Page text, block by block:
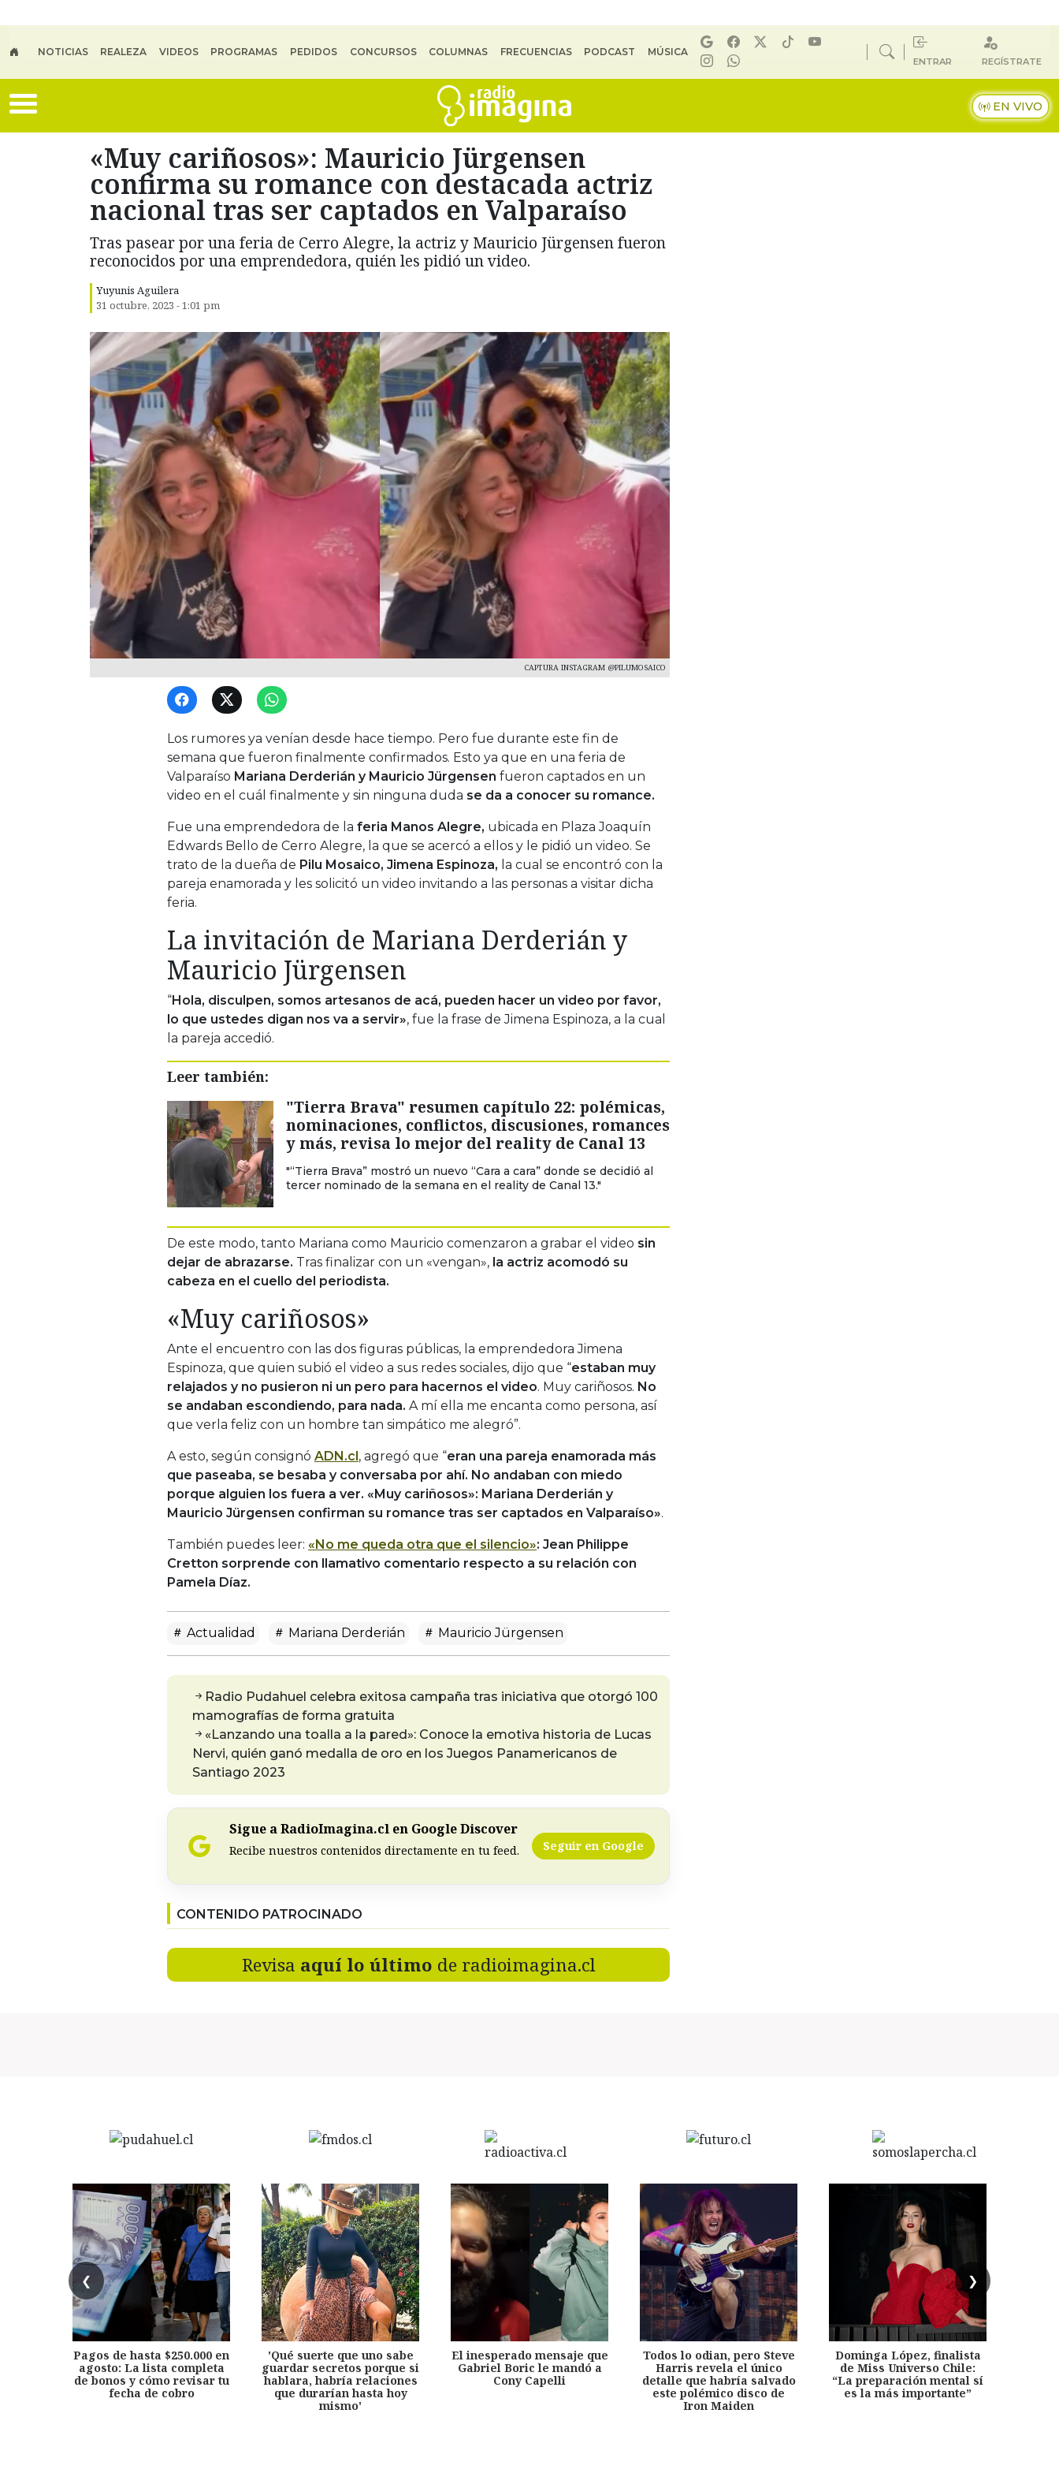
NOTICIAS REALEZA VIDEOS PROGRAMAS PEDIDOS CONCURSOS COLUMNAS FRECUENCIAS PODCAST MÚSICA
ENTRAR REGÍSTRATE
EN VIVO
«Muy cariñosos»: Mauricio Jürgensen
confirma su romance con destacada actriz
nacional tras ser captados en Valparaíso
Tras pasear por una feria de Cerro Alegre, la actriz y Mauricio Jürgensen fueron
reconocidos por una emprendedora, quién les pidió un video.
Yuyunis Aguilera
31 octubre, 2023 - 1:01 pm
CAPTURA INSTAGRAM @PILUMOSAICO
Los rumores ya venían desde hace tiempo. Pero fue durante este fin de
semana que fueron finalmente confirmados. Esto ya que en una feria de
Valparaíso Mariana Derderián y Mauricio Jürgensen fueron captados en un
video en el cuál finalmente y sin ninguna duda se da a conocer su romance.
Fue una emprendedora de la feria Manos Alegre, ubicada en Plaza Joaquín
Edwards Bello de Cerro Alegre, la que se acercó a ellos y le pidió un video. Se
trato de la dueña de Pilu Mosaico, Jimena Espinoza, la cual se encontró con la
pareja enamorada y les solicitó un video invitando a las personas a visitar dicha
feria.
La invitación de Mariana Derderián y
Mauricio Jürgensen
“Hola, disculpen, somos artesanos de acá, pueden hacer un video por favor,
lo que ustedes digan nos va a servir», fue la frase de Jimena Espinoza, a la cual
la pareja accedió.
Leer también:
"Tierra Brava" resumen capítulo 22: polémicas,
nominaciones, conflictos, discusiones, romances
y más, revisa lo mejor del reality de Canal 13
"“Tierra Brava” mostró un nuevo “Cara a cara” donde se decidió al
tercer nominado de la semana en el reality de Canal 13."
De este modo, tanto Mariana como Mauricio comenzaron a grabar el video sin
dejar de abrazarse. Tras finalizar con un «vengan», la actriz acomodó su
cabeza en el cuello del periodista.
«Muy cariñosos»
Ante el encuentro con las dos figuras públicas, la emprendedora Jimena
Espinoza, que quien subió el video a sus redes sociales, dijo que “estaban muy
relajados y no pusieron ni un pero para hacernos el video. Muy cariñosos. No
se andaban escondiendo, para nada. A mí ella me encanta como persona, así
que verla feliz con un hombre tan simpático me alegró”.
A esto, según consignó ADN.cl, agregó que “eran una pareja enamorada más
que paseaba, se besaba y conversaba por ahí. No andaban con miedo
porque alguien los fuera a ver. «Muy cariñosos»: Mariana Derderián y
Mauricio Jürgensen confirman su romance tras ser captados en Valparaíso».
También puedes leer: «No me queda otra que el silencio»: Jean Philippe
Cretton sorprende con llamativo comentario respecto a su relación con
Pamela Díaz.
Actualidad Mariana Derderián Mauricio Jürgensen
Radio Pudahuel celebra exitosa campaña tras iniciativa que otorgó 100
mamografías de forma gratuita
«Lanzando una toalla a la pared»: Conoce la emotiva historia de Lucas
Nervi, quién ganó medalla de oro en los Juegos Panamericanos de
Santiago 2023
Sigue a RadioImagina.cl en Google Discover
Recibe nuestros contenidos directamente en tu feed. Seguir en Google
CONTENIDO PATROCINADO
Revisa aquí lo último de radioimagina.cl
❮ ❯
Pagos de hasta $250.000 en
agosto: La lista completa
de bonos y cómo revisar tu
fecha de cobro
'Qué suerte que uno sabe
guardar secretos porque si
hablara, habría relaciones
que durarían hasta hoy
mismo'
El inesperado mensaje que
Gabriel Boric le mandó a
Cony Capelli
Todos lo odian, pero Steve
Harris revela el único
detalle que habría salvado
este polémico disco de
Iron Maiden
Dominga López, finalista
de Miss Universo Chile:
“La preparación mental sí
es la más importante”